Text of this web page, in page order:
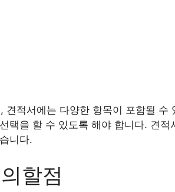
적서에는 다양한 항목이 포함될
을 할 수 있도록 해야 합니다. 견
니다.
할점